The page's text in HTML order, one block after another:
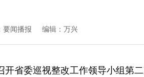
闻播报 编辑：万兴
省委巡视整改工作领导小组第